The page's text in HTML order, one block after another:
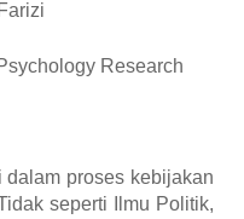
Research
proses kebijakan
seperti Ilmu Politik,